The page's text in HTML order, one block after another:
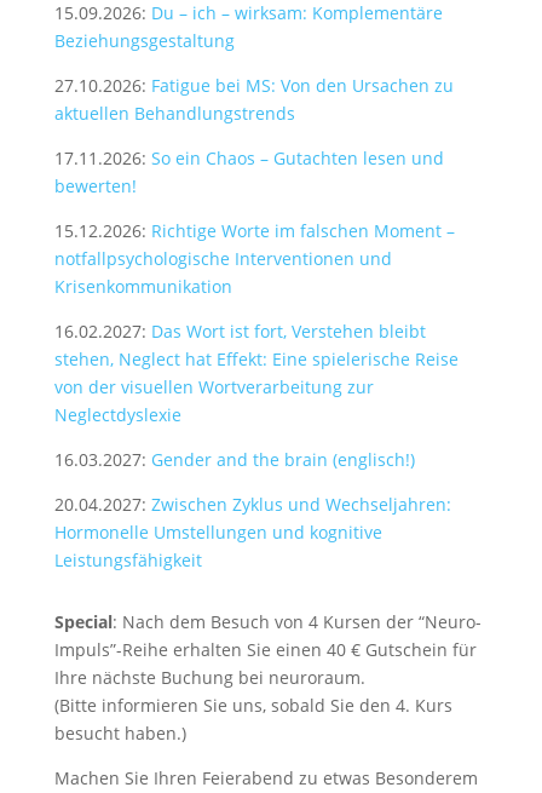
15.09.2026: Du – ich – wirksam: Komplementäre
Beziehungsgestaltung
27.10.2026: Fatigue bei MS: Von den Ursachen zu
aktuellen Behandlungstrends
17.11.2026: So ein Chaos – Gutachten lesen und
bewerten!
15.12.2026: Richtige Worte im falschen Moment –
notfallpsychologische Interventionen und
Krisenkommunikation
16.02.2027: Das Wort ist fort, Verstehen bleibt
stehen, Neglect hat Effekt: Eine spielerische Reise
von der visuellen Wortverarbeitung zur
Neglectdyslexie
16.03.2027: Gender and the brain (englisch!)
20.04.2027: Zwischen Zyklus und Wechseljahren:
Hormonelle Umstellungen und kognitive
Leistungsfähigkeit
Special: Nach dem Besuch von 4 Kursen der “Neuro-
Impuls”-Reihe erhalten Sie einen 40 € Gutschein für
Ihre nächste Buchung bei neuroraum.
(Bitte informieren Sie uns, sobald Sie den 4. Kurs
besucht haben.)
Machen Sie Ihren Feierabend zu etwas Besonderem